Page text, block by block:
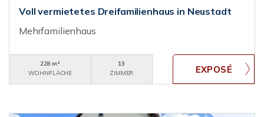
Voll vermietetes Dreifamilienhaus in Neustadt
Mehrfamilienhaus
228 m²
WOHNFLÄCHE
13
ZIMMER